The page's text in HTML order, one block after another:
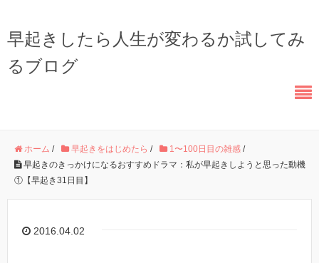
早起きしたら人生が変わるか試してみ
るブログ
ホーム / 早起きをはじめたら / 1〜100日目の雑感 /
早起きのきっかけになるおすすめドラマ：私が早起きしようと思った動機
①【早起き31日目】
2016.04.02